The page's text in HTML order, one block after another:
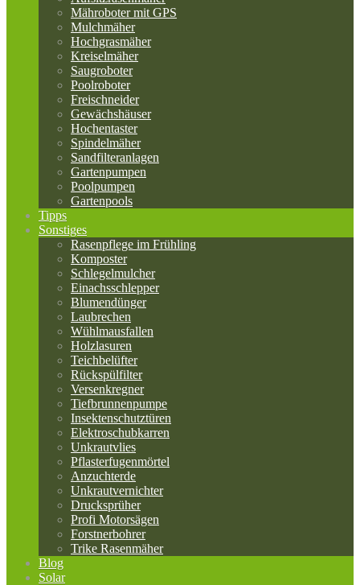
Mähroboter mit GPS
Mulchmäher
Hochgrasmäher
Kreiselmäher
Saugroboter
Poolroboter
Freischneider
Gewächshäuser
Hochentaster
Spindelmäher
Sandfilteranlagen
Gartenpumpen
Poolpumpen
Gartenpools
Tipps
Sonstiges
Rasenpflege im Frühling
Komposter
Schlegelmulcher
Einachsschlepper
Blumendünger
Laubrechen
Wühlmausfallen
Holzlasuren
Teichbelüfter
Rückspülfilter
Versenkregner
Tiefbrunnenpumpe
Insektenschutztüren
Elektroschubkarren
Unkrautvlies
Pflasterfugenmörtel
Anzuchterde
Unkrautvernichter
Drucksprüher
Profi Motorsägen
Forstnerbohrer
Trike Rasenmäher
Blog
Solar